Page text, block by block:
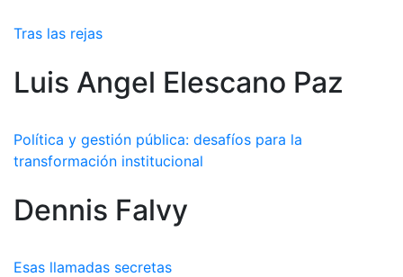
Tras las rejas
Luis Angel Elescano Paz
Política y gestión pública: desafíos para la
transformación institucional
Dennis Falvy
Esas llamadas secretas